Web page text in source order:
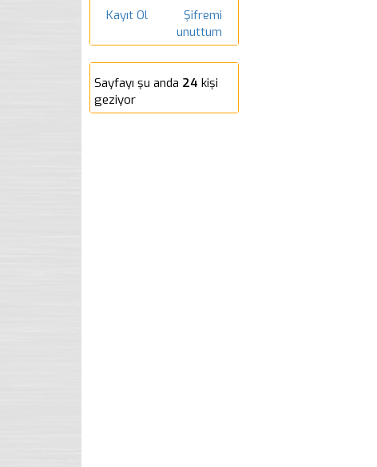
Kayıt Ol
Şifremi
unuttum
Sayfayı şu anda 24 kişi
geziyor